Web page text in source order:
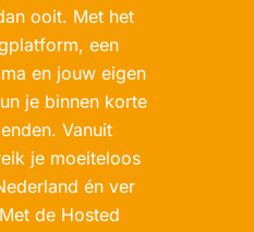
ooit. Met het
een
en jouw eigen
je binnen korte
Vanuit
je moeiteloos
én ver
de Hosted